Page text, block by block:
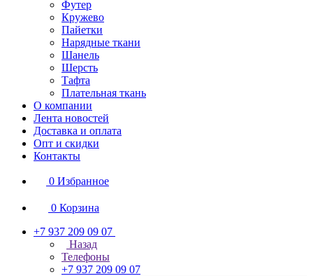
Футер
Кружево
Пайетки
Нарядные ткани
Шанель
Шерсть
Тафта
Плательная ткань
О компании
Лента новостей
Доставка и оплата
Опт и скидки
Контакты
0 Избранное
0 Корзина
+7 937 209 09 07
Назад
Телефоны
+7 937 209 09 07